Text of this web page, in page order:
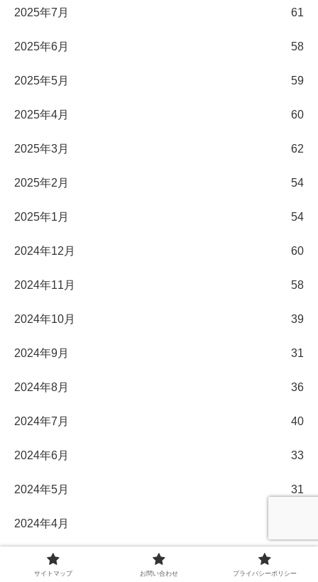
2025年7月 61
2025年6月 58
2025年5月 59
2025年4月 60
2025年3月 62
2025年2月 54
2025年1月 54
2024年12月 60
2024年11月 58
2024年10月 39
2024年9月 31
2024年8月 36
2024年7月 40
2024年6月 33
2024年5月 31
2024年4月
2024年3月
サイトマップ お問い合わせ プライバシーポリシー